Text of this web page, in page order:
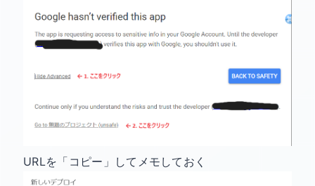
URLを「コピー」してメモしておく